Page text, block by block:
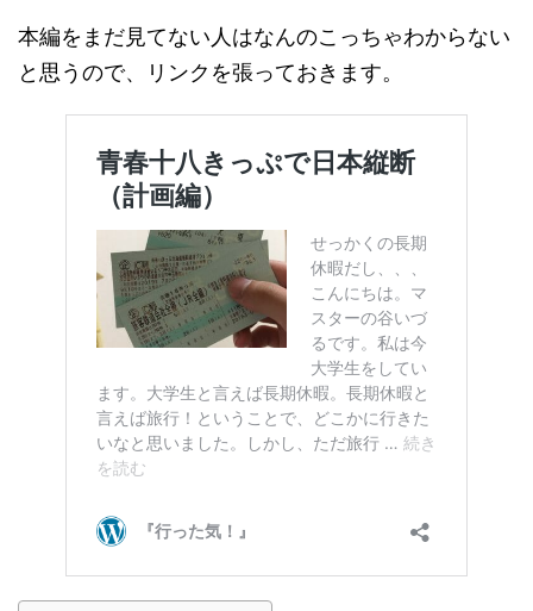
本編をまだ見てない人はなんのこっちゃわからない
と思うので、リンクを張っておきます。